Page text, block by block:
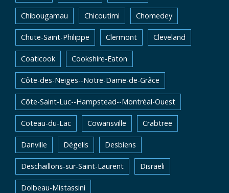
Chibougamau Chicoutimi Chomedey
Chute-Saint-Philippe Clermont Cleveland
Coaticook Cookshire-Eaton
Côte-des-Neiges--Notre-Dame-de-Grâce
Côte-Saint-Luc--Hampstead--Montréal-Ouest
Coteau-du-Lac Cowansville Crabtree
Danville Dégelis Desbiens
Deschaillons-sur-Saint-Laurent Disraeli
Dolbeau-Mistassini